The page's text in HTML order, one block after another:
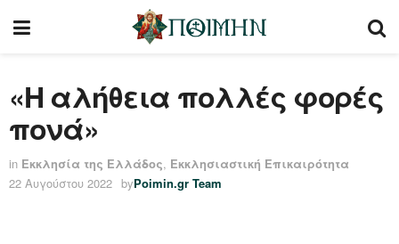
«Η αλήθεια πολλές φορές
πονά»
in Εκκλησία της Ελλάδος, Εκκλησιαστική Επικαιρότητα
22 Αυγούστου 2022 byPoimin.gr Team